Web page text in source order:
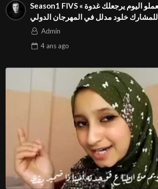
Season1 FIVS فيديو بعنوان « الي تعملو اليوم يرجعلك غدوة »
للمشارك خلود مدلل في المهرجان الدولي
Admin
4 ansago